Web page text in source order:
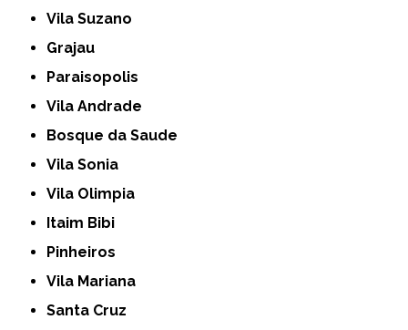
Vila Suzano
Grajau
Paraisopolis
Vila Andrade
Bosque da Saude
Vila Sonia
Vila Olimpia
Itaim Bibi
Pinheiros
Vila Mariana
Santa Cruz